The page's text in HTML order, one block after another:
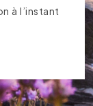
à l’instant